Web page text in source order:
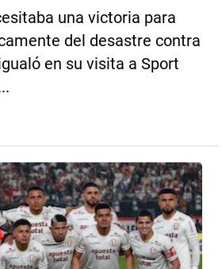
una victoria para
del desastre contra
en su visita a Sport